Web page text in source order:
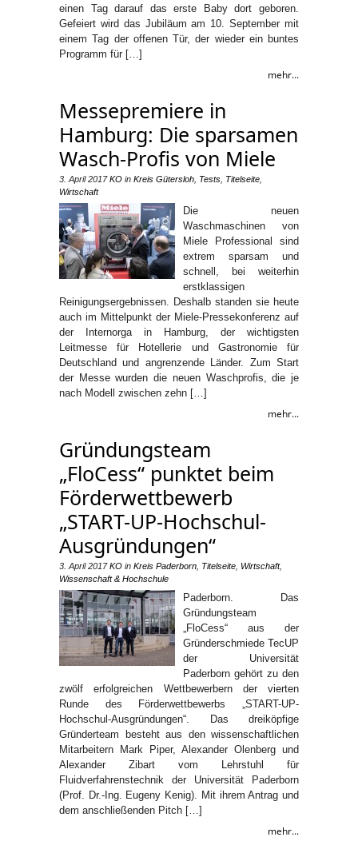
einen Tag darauf das erste Baby dort geboren.
Gefeiert wird das Jubiläum am 10. September mit
einem Tag der offenen Tür, der wieder ein buntes
Programm für […]
mehr...
Messepremiere in
Hamburg: Die sparsamen
Wasch-Profis von Miele
3. April 2017 KO in Kreis Gütersloh Tests Titelseite
Wirtschaft
Die neuen
Waschmaschinen von
Miele Professional sind
extrem sparsam und
schnell, bei weiterhin
erstklassigen
Reinigungsergebnissen. Deshalb standen sie heute
auch im Mittelpunkt der Miele-Pressekonferenz auf
der Internorga in Hamburg, der wichtigsten
Leitmesse für Hotellerie und Gastronomie für
Deutschland und angrenzende Länder. Zum Start
der Messe wurden die neuen Waschprofis, die je
nach Modell zwischen zehn […]
mehr...
Gründungsteam
„FloCess“ punktet beim
Förderwettbewerb
„START-UP-Hochschul-
Ausgründungen“
3. April 2017 KO in Kreis Paderborn Titelseite Wirtschaft,
Wissenschaft & Hochschule
Paderborn. Das
Gründungsteam
„FloCess“ aus der
Gründerschmiede TecUP
der Universität
Paderborn gehört zu den
zwölf erfolgreichen Wettbewerbern der vierten
Runde des Förderwettbewerbs „START-UP-
Hochschul-Ausgründungen“. Das dreiköpfige
Gründerteam besteht aus den wissenschaftlichen
Mitarbeitern Mark Piper, Alexander Olenberg und
Alexander Zibart vom Lehrstuhl für
Fluidverfahrenstechnik der Universität Paderborn
(Prof. Dr.-Ing. Eugeny Kenig). Mit ihrem Antrag und
dem anschließenden Pitch […]
mehr...